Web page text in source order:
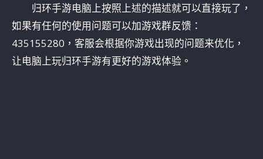
归环手游电脑上按照上述的描述就可以直接玩了，
如果有任何的使用问题可以加游戏群反馈：
435155280，客服会根据你游戏出现的问题来优化，
让电脑上玩归环手游有更好的游戏体验。